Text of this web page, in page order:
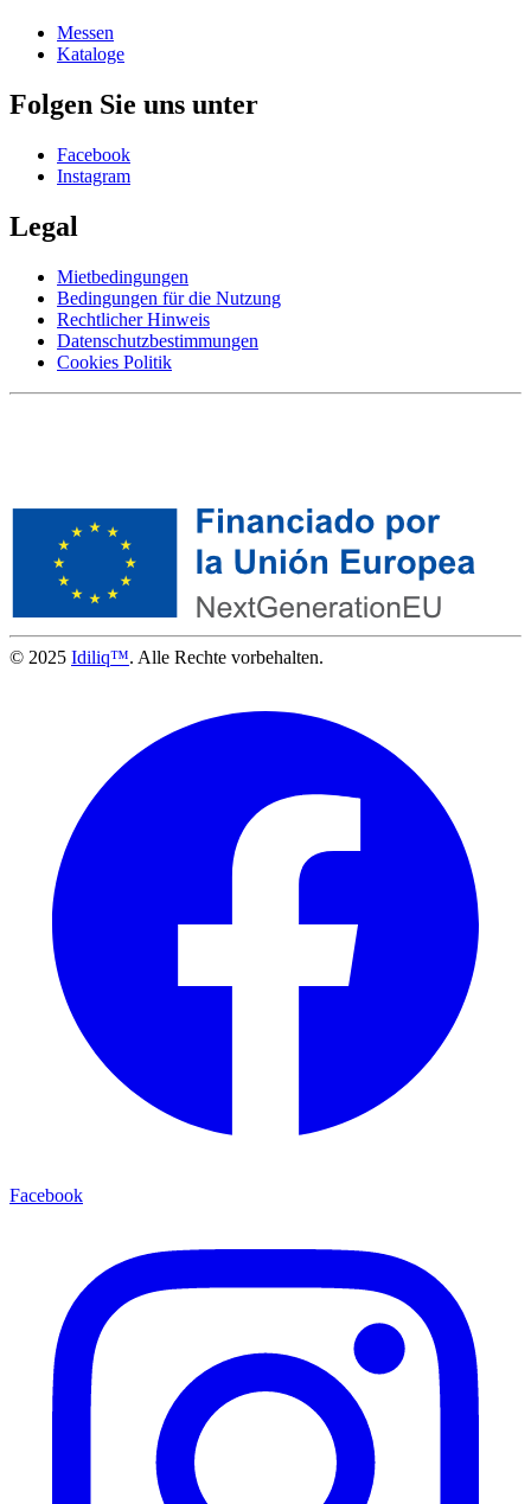
Messen
Kataloge
Folgen Sie uns unter
Facebook
Instagram
Legal
Mietbedingungen
Bedingungen für die Nutzung
Rechtlicher Hinweis
Datenschutzbestimmungen
Cookies Politik
© 2025 Idiliq™. Alle Rechte vorbehalten.
Facebook